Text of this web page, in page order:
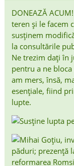
DONEAZĂ
teren și le facem
susținem
la consultările
Ne trezim dați în
pentru a ne
am mers, însă,
esențiale, fiind
lupte.